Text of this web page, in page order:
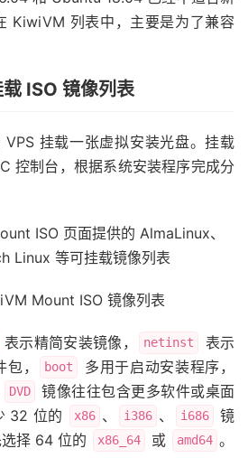
KiwiVM 列表中，主要是为了兼容
ISO 镜像列表
VPS 挂载一张虚拟安装光盘。挂载
控制台，根据系统安装程序完成分
Mount ISO 镜像列表
表示精简安装镜像， netinst
表示
，
boot 多用于启动安装程序，
DVD
镜像往往包含更多软件或桌面
32 位的
x86 、 i386 、 i686
镜
择 64 位的
x86_64 或 amd64 。